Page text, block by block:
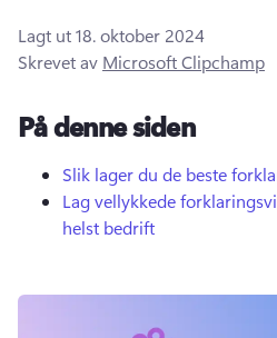
Prøv gratis
Lagt ut18. oktober 2024
Skrevet av Microsoft Clipchamp
På denne siden
Slik lager du de beste
Lag vellykkede
helst bedrift